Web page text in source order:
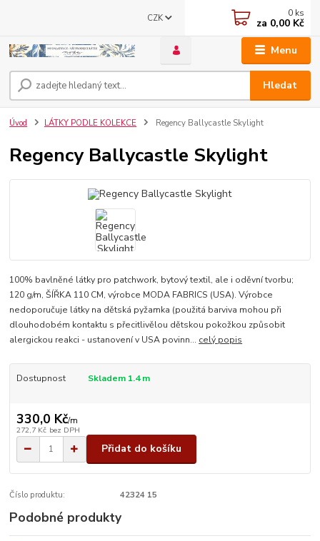
Menu
CZK
Hledat
0 ks
za 0,00 Kč
Úvod LÁTKY PODLE KOLEKCE Regency Ballycastle Skylight
Regency Ballycastle Skylight
100% bavlněné látky pro patchwork, bytový textil, ale i oděvní tvorbu;
120 g/m, ŠÍŘKA 110 CM, výrobce MODA FABRICS (USA). Výrobce
nedoporučuje látky na dětská pyžamka (použitá barviva mohou při
dlouhodobém kontaktu s přecitlivělou dětskou pokožkou způsobit
alergickou reakci - ustanovení v USA povinn... celý popis
Dostupnost Skladem 1.4 m
330,0 Kč/m
272,7 Kč bez DPH
Přidat do košíku
Číslo produktu: 42324 15
Podobné produkty